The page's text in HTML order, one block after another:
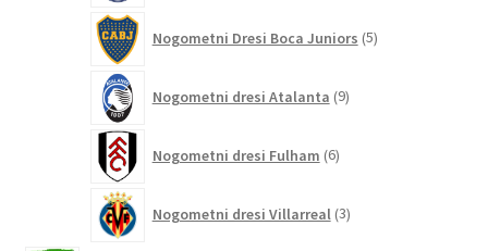
Nogometni Dresi Boca Juniors 5izdelkov
Nogometni dresi Atalanta 9izdelkov
Nogometni dresi Fulham 6izdelkov
Nogometni dresi Villarreal 3izdelki